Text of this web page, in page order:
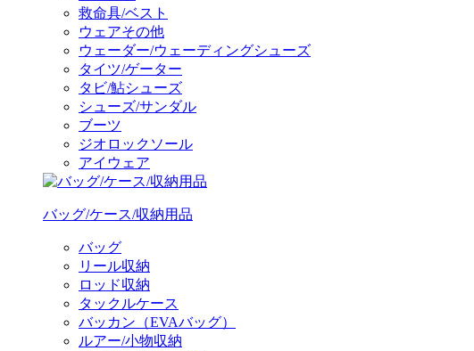
救命具/ベスト
ウェアその他
ウェーダー/ウェーディングシューズ
タイツ/ゲーター
タビ/鮎シューズ
シューズ/サンダル
ブーツ
ジオロックソール
アイウェア
バッグ/ケース/収納用品
バッグ
リール収納
ロッド収納
タックルケース
バッカン（EVAバッグ）
ルアー/小物収納